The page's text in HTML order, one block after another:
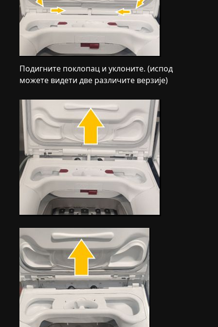
Подигните поклопац и уклоните. (испод
можете видети две различите верзије)